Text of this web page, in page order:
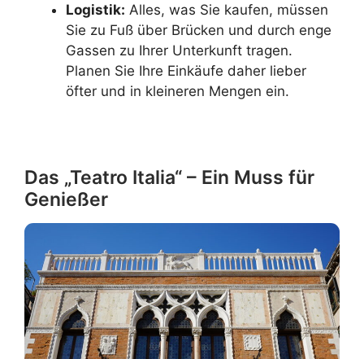
Logistik: Alles, was Sie kaufen, müssen
Sie zu Fuß über Brücken und durch enge
Gassen zu Ihrer Unterkunft tragen.
Planen Sie Ihre Einkäufe daher lieber
öfter und in kleineren Mengen ein.
Das „Teatro Italia“ – Ein Muss für
Genießer